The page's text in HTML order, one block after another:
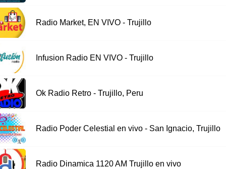
Radio Market, EN VIVO - Trujillo
Infusion Radio EN VIVO - Trujillo
Ok Radio Retro - Trujillo, Peru
Radio Poder Celestial en vivo - San Ignacio, Trujillo
Radio Dinamica 1120 AM Trujillo en vivo